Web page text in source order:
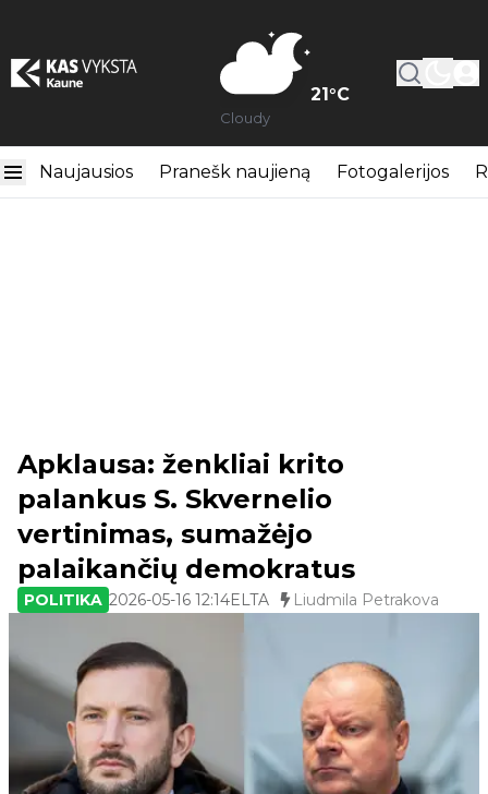
21°C
Cloudy
Naujausios Pranešk naujieną Fotogalerijos
Apklausa: ženkliai krito
palankus S. Skvernelio
vertinimas, sumažėjo
palaikančių demokratus
POLITIKA 2026-05-16 12:14ELTA Liudmila Petrakova